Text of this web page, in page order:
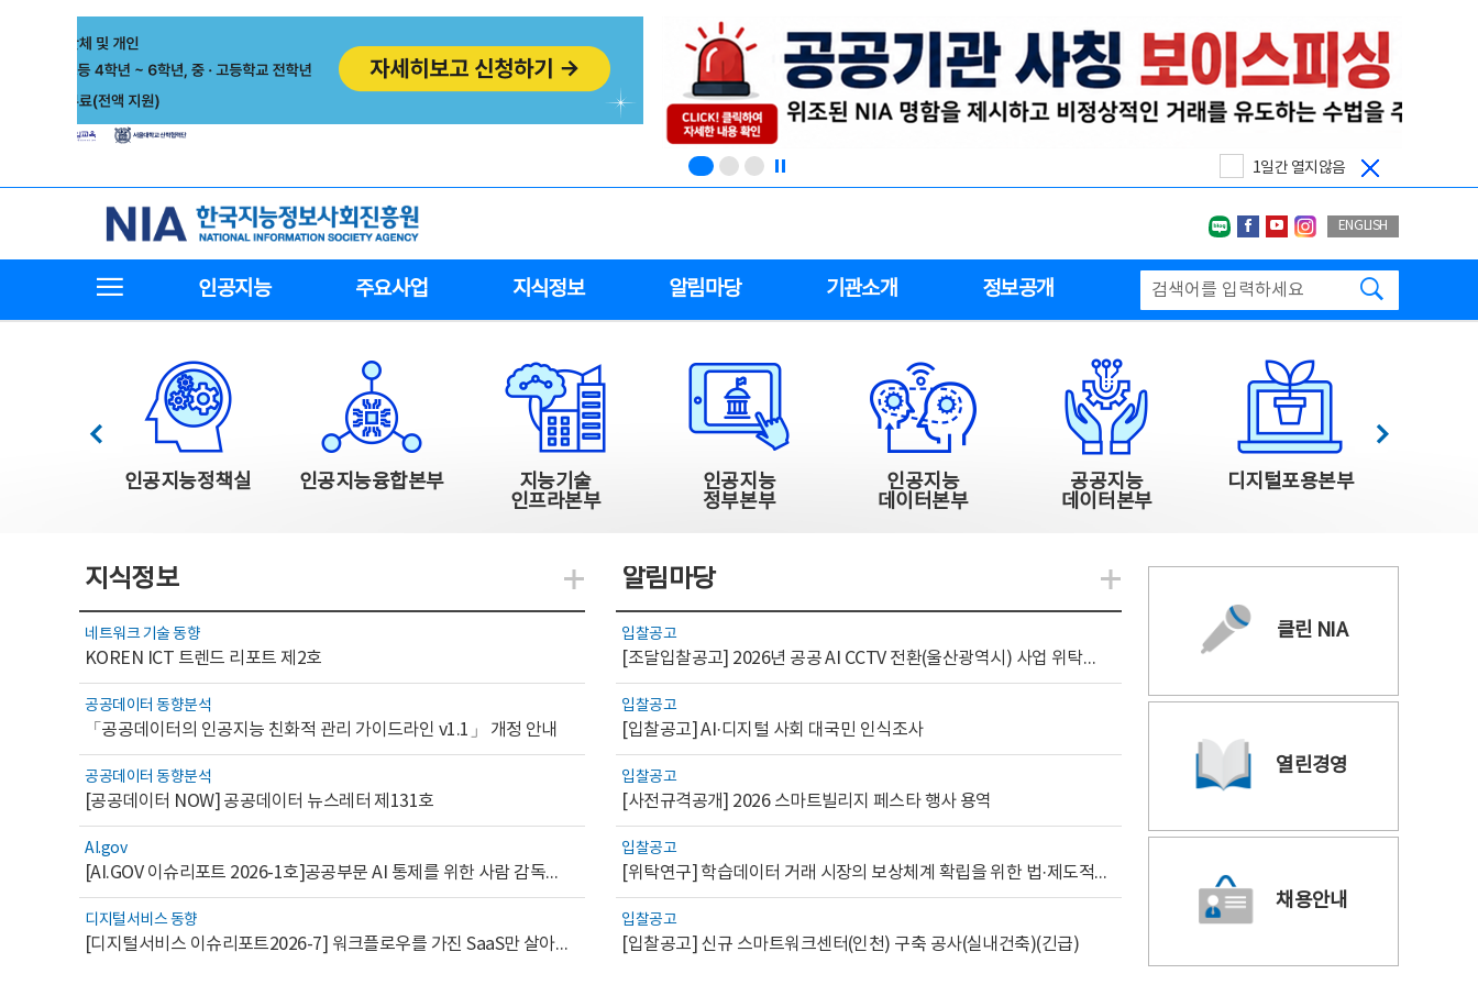
1일간 열지않음
한국지능정보사회진흥원
네이버블로그
페이스북
유투브인스타그랩
ENGLISH
인공지능 주요사업 지식정보 알림마당 기관소개 정보공개
한국지능정보사회진흥원 주요사업
인공지능정책실 인공지능융합본부
지능기술
인프라본부
인공지능
정부본부
인공지능
데이터본부
공공지능
데이터본부
디지털포용본부
이전 다음
지식정보
네트워크 기술 동향
KOREN ICT 트렌드 리포트 제2호
공공데이터 동향분석
「공공데이터의 인공지능 친화적 관리 가이드라인 v1.1」 개정 안내
공공데이터 동향분석
[공공데이터 NOW] 공공데이터 뉴스레터 제131호
AI.gov
[AI.GOV 이슈리포트 2026-1호]공공부문 AI 통제를 위한 사람 감독의 해외 사례 분석 및 시사점
디지털서비스 동향
[디지털서비스 이슈리포트2026-7] 워크플로우를 가진 SaaS만 살아남는다
지식관련 더보기
알림마당
입찰공고
[조달입찰공고] 2026년 공공 AI CCTV 전환(울산광역시) 사업 위탁감리
입찰공고
[입찰공고] AI·디지털 사회 대국민 인식조사
입찰공고
[사전규격공개] 2026 스마트빌리지 페스타 행사 용역
입찰공고
[위탁연구] 학습데이터 거래 시장의 보상체계 확립을 위한 법·제도적 검토 방안 연구
입찰공고
[입찰공고] 신규 스마트워크센터(인천) 구축 공사(실내건축)(긴급)
알림관련 더보기
클린 NIA
열린경영
채용안내